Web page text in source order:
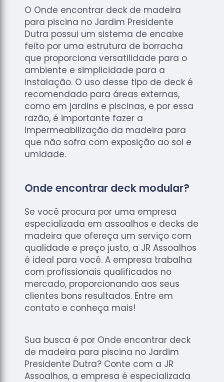
de Tacos
de
Madeiras
Raspagens
de Pisos
Tacos de
Madeiras
O Onde encontrar deck de madeira
para piscina no Jardim Presidente
Dutra possui um sistema de encaixe
feito por uma estrutura de borracha
que proporciona versatilidade para o
ambiente e simplicidade para a
instalação. O uso desse tipo de deck é
recomendado para áreas externas,
como em jardins e piscinas, e por essa
razão, é importante fazer a
impermeabilização da madeira para
que não sofra com exposição ao sol e
umidade.
Onde encontrar deck modular?
Se você procura por uma empresa
especializada em assoalhos e decks de
madeira que ofereça um serviço com
qualidade e preço justo, a JR Assoalhos
é ideal para você. A empresa trabalha
com profissionais qualificados no
mercado, proporcionando aos seus
clientes bons resultados. Entre em
contato e conheça mais!
Sua busca é por Onde encontrar deck
de madeira para piscina no Jardim
Presidente Dutra? Conte com a JR
Assoalhos, a empresa é especializada